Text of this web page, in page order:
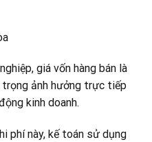
giá vốn hàng bán là
ảnh hưởng trực tiếp
kinh doanh.
phí này, kế toán sử dụng